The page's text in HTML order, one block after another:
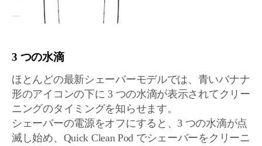
3 つの水滴
ほとんどの最新シェーバーモデルでは、青いバナナ
形のアイコンの下に 3 つの水滴が表示されてクリー
ニングのタイミングを知らせます。
シェーバーの電源をオフにすると、3 つの水滴が点
滅し始め、Quick Clean Pod でシェーバーをクリーニ